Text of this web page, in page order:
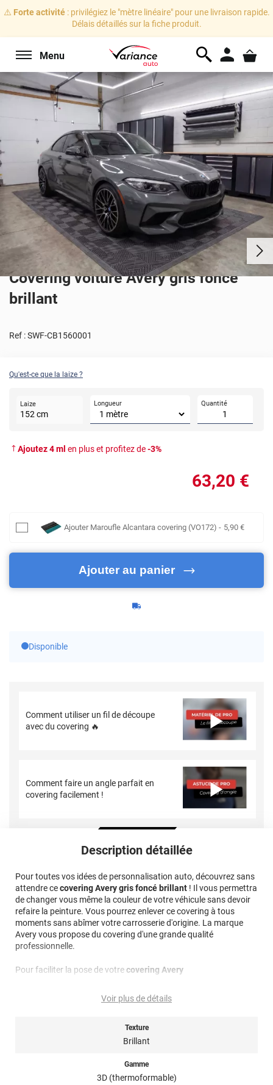
⚠️ Forte activité: privilégiez le "mètre linéaire" pour une livraison rapide.
Délais détaillés sur la fiche produit.
Menu
Covering voiture Avery gris foncé
brillant
Ref :SWF-CB1560001
Qu'est-ce que la laize ?
Laize
152 cm
Longueur Quantité
Ajoutez4ml en plus et profitez de-3%
63,20 €
Ajouter Maroufle Alcantara covering (VO172) - 5,90 €
Ajouter au panier
Disponible
Comment utiliser un fil de découpe
avec du covering 🔥
Comment faire un angle parfait en
covering facilement !
Description détaillée
Pour toutes vos idées de personnalisation auto, découvrez sans
attendre cecovering Avery gris foncé brillant ! Il vous permettra
de changer vous même la couleur de votre véhicule sans devoir
refaire la peinture. Vous pourrez enlever ce covering à tous
moments sans abîmer votre carrosserie d'origine. La marque
Avery vous propose du covering d'une grande qualité
professionnelle.
Pour faciliter la pose de votrecovering Avery
, nous vous conseillons de mettre la voiture à l'abris afin d'éviter
les poussières mais aussi que la carrosserie soit trop froide.
du covering, doivent être sans composants abrasifs, au pH
idéalement équilibré c'est à dire ni trop acide, ni trop alcalin
Voir plus de détails
Texture
Brillant
Gamme
3D (thermoformable)